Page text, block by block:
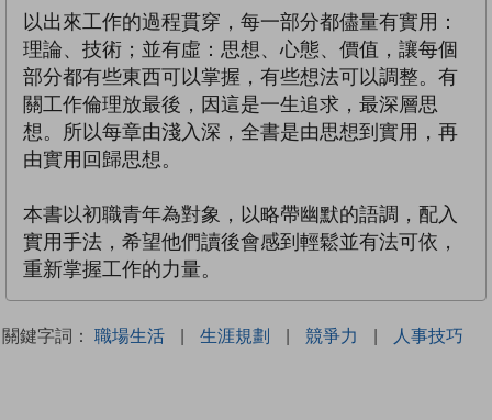
以出來工作的過程貫穿，每一部分都儘量有實用：
理論、技術；並有虛：思想、心態、價值，讓每個
部分都有些東西可以掌握，有些想法可以調整。有
關工作倫理放最後，因這是一生追求，最深層思
想。所以每章由淺入深，全書是由思想到實用，再
由實用回歸思想。
本書以初職青年為對象，以略帶幽默的語調，配入
實用手法，希望他們讀後會感到輕鬆並有法可依，
重新掌握工作的力量。
關鍵字詞： 職場生活 | 生涯規劃 | 競爭力 | 人事技巧